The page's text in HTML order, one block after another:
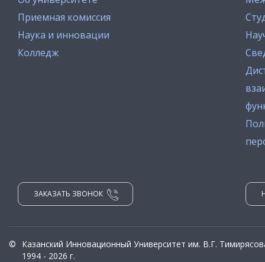
Приемная комиссия
Наука и инновации
Колледж
ЗАКАЗАТЬ ЗВОНОК
©
Казанский Инновационный Университет им. В.Г.
1994 - 2026 г.